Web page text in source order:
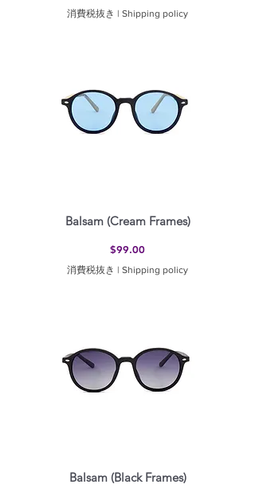
消費税抜き | Shipping policy
Balsam (Cream Frames)
価格
$99.00
消費税抜き | Shipping policy
Balsam (Black Frames)